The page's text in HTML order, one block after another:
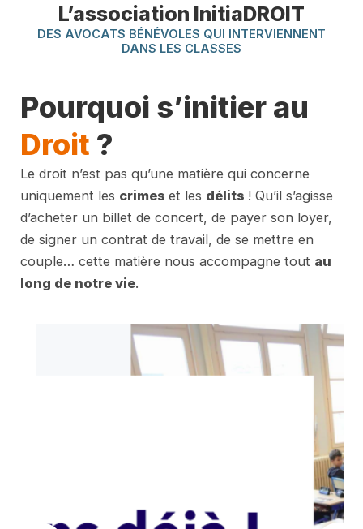
L’association InitiaDROIT
DES AVOCATS BÉNÉVOLES QUI INTERVIENNENT
DANS LES CLASSES
Pourquoi s’initier au
Droit ?
Le droit n’est pas qu’une matière qui concerne
uniquement les crimes et les délits ! Qu’il s’agisse
d’acheter un billet de concert, de payer son loyer,
de signer un contrat de travail, de se mettre en
couple… cette matière nous accompagne tout au
long de notre vie.